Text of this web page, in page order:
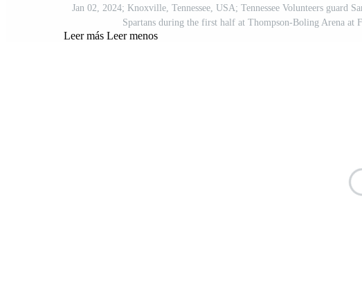
Jan 02, 2024; Knoxville, Tennessee, USA; Tennessee Volunteers guard
Spartans during the first half at Thompson-Boling Arena at
Leer más Leer menos